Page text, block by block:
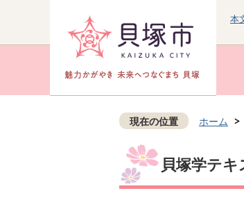
本
現在の位置 ホーム
貝塚学テキ